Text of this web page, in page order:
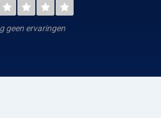
geen ervaringen